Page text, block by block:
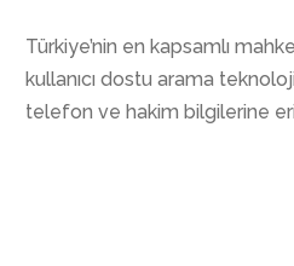
Türkiye’nin en kapsamlı
kullanıcı dostu arama
telefon ve hakim bilgilerine